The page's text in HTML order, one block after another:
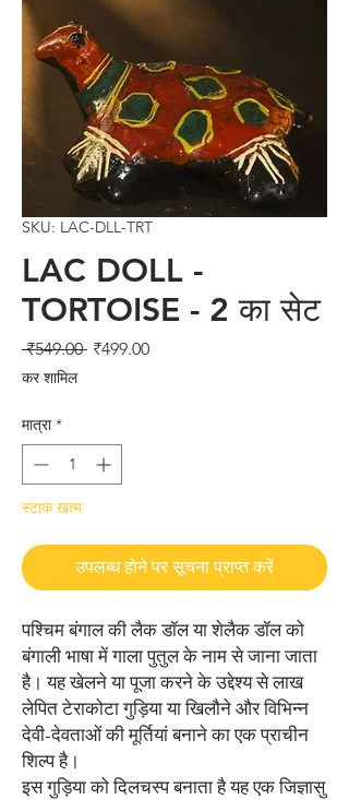
SKU: LAC-DLL-TRT
LAC DOLL -
TORTOISE - 2 का सेट
₹549.00 नियमित
₹499.00बिक्री
कर शामिल
मात्रा *
स्टाक खत्म
उपलब्ध होने पर सूचना प्राप्त करें
पश्चिम बंगाल की लैक डॉल या शेलैक डॉल को
बंगाली भाषा में गाला पुतुल के नाम से जाना जाता
है। यह खेलने या पूजा करने के उद्देश्य से लाख
लेपित टेराकोटा गुड़िया या खिलौने और विभिन्न
देवी-देवताओं की मूर्तियां बनाने का एक प्राचीन
शिल्प है।
इस गुड़िया को दिलचस्प बनाता है यह एक जिज्ञासु